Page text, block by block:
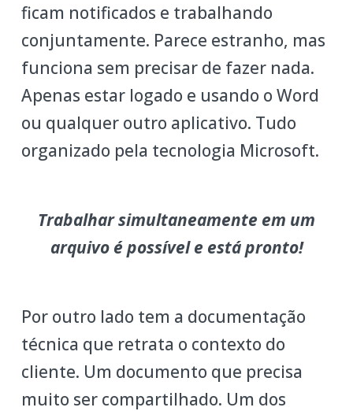
ficam notificados e trabalhando
conjuntamente. Parece estranho, mas
funciona sem precisar de fazer nada.
Apenas estar logado e usando o Word
ou qualquer outro aplicativo. Tudo
organizado pela tecnologia Microsoft.
Trabalhar simultaneamente em um
arquivo é possível e está pronto!
Por outro lado tem a documentação
técnica que retrata o contexto do
cliente. Um documento que precisa
muito ser compartilhado. Um dos